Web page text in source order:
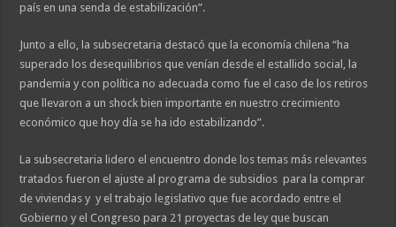
país en una senda de estabilización”.
Junto a ello, la subsecretaria destacó que la economía chilena “ha
superado los desequilibrios que venían desde el estallido social, la
pandemia y con política no adecuada como fue el caso de los retiros
que llevaron a un shock bien importante en nuestro crecimiento
económico que hoy día se ha ido estabilizando”.
La subsecretaria lidero el encuentro donde los temas más relevantes
tratados fueron el ajuste al programa de subsidios para la comprar
de viviendas y y el trabajo legislativo que fue acordado entre el
Gobierno y el Congreso para 21 proyectas de ley que buscan